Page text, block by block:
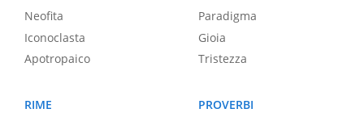
Neofita
Iconoclasta
Apotropaico
Paradigma
Gioia
Tristezza
RIME
PROVERBI